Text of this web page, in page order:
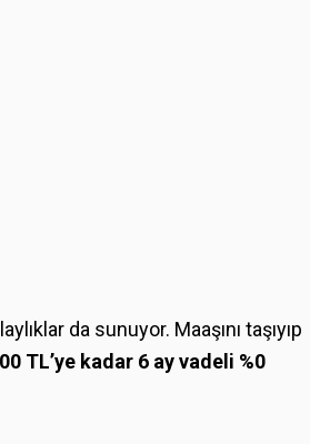
da sunuyor. Maaşını taşıyıp
TL’ye kadar 6 ay vadeli %0